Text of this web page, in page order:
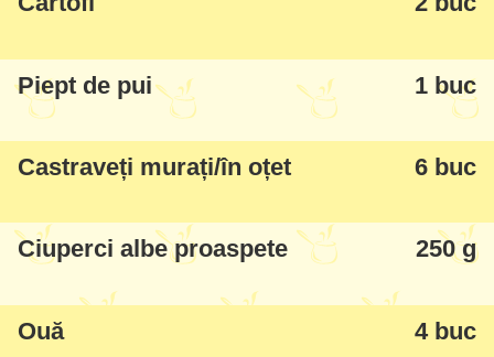
respectați pașii și să nu exagerați cu stratul
de cartofi (la mine a fost cam gros și un pic
a fost mai fadă salata). În plus, fiecare strat
trebuie uns bine și mult cu sosul de
Piept de pui 1 buc
Castraveți murați/în oțet 6 buc
Ciuperci albe proaspete 250 g
Ouă 4 buc